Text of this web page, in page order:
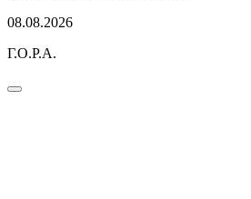
08.08.2026
Г.О.Р.А.